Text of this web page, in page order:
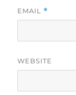
EMAIL *
WEBSITE